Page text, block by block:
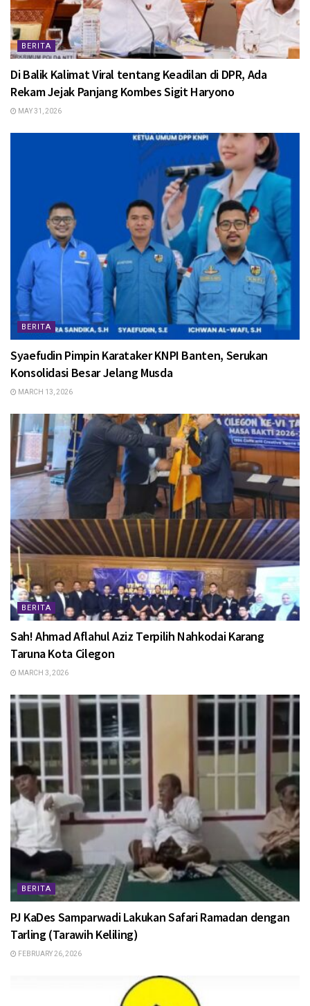
BERITA
Di Balik Kalimat Viral tentang Keadilan di DPR, Ada
Rekam Jejak Panjang Kombes Sigit Haryono
MAY 31, 2026
BERITA
Syaefudin Pimpin Karataker KNPI Banten, Serukan
Konsolidasi Besar Jelang Musda
MARCH 13, 2026
BERITA
Sah! Ahmad Aflahul Aziz Terpilih Nahkodai Karang
Taruna Kota Cilegon
MARCH 3, 2026
BERITA
PJ KaDes Samparwadi Lakukan Safari Ramadan dengan
Tarling (Tarawih Keliling)
FEBRUARY 26, 2026